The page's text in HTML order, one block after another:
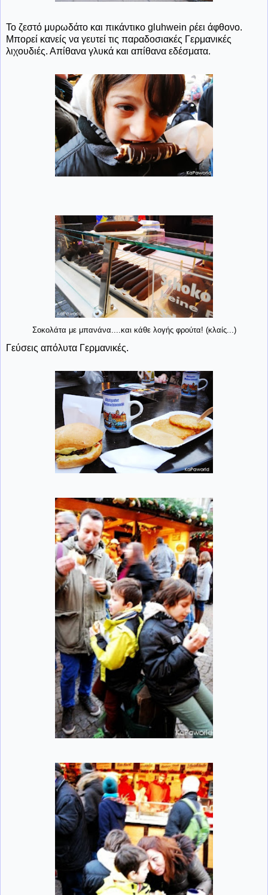
Το ζεστό μυρωδάτο και πικάντικο gluhwein ρέει άφθονο.
Μπορεί κανείς να γευτεί τις παραδοσιακές Γερμανικές
λιχουδιές. Απίθανα γλυκά και απίθανα εδέσματα.
Σοκολάτα με μπανάνα....και κάθε λογής φρούτα! (κλαίς...)
Γεύσεις απόλυτα Γερμανικές.